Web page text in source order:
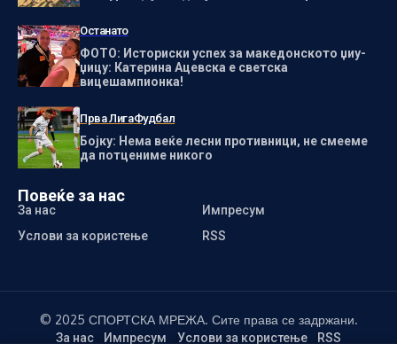
Останато
ФОТО: Историски успех за македонското џиу-
џицу: Катерина Ацевска е светска
вицешампионка!
Прва ЛигаФудбал
Бојку: Нема веќе лесни противници, не смееме
да потцениме никого
Повеќе за нас
За нас
Импресум
Услови за користење
RSS
© 2025 СПОРТСКА МРЕЖА. Сите права се задржани.
За нас Импресум Услови за користење RSS